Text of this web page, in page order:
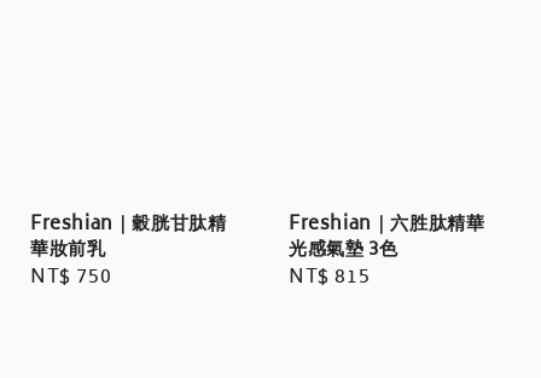
Freshian｜穀胱甘肽精
華妝前乳
Regular
NT$ 750
Freshian｜六胜肽精華
光感氣墊 3色
Regular
NT$ 815